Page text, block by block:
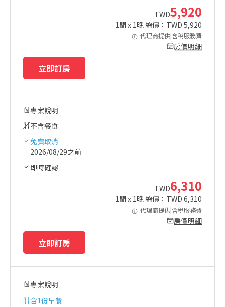
TWD5,920
1間 x 1晚 總價：TWD 5,920
代理商提供|含稅服務費
房價明細
立即訂房
專案說明
不含餐食
免費取消
2026/08/29之前
即時確認
TWD6,310
1間 x 1晚 總價：TWD 6,310
代理商提供|含稅服務費
房價明細
立即訂房
專案說明
含1份早餐